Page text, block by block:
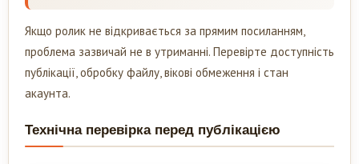
Якщо ролик не відкривається за прямим посиланням,
проблема зазвичай не в утриманні. Перевірте доступність
публікації, обробку файлу, вікові обмеження і стан
акаунта.
Технічна перевірка перед публікацією